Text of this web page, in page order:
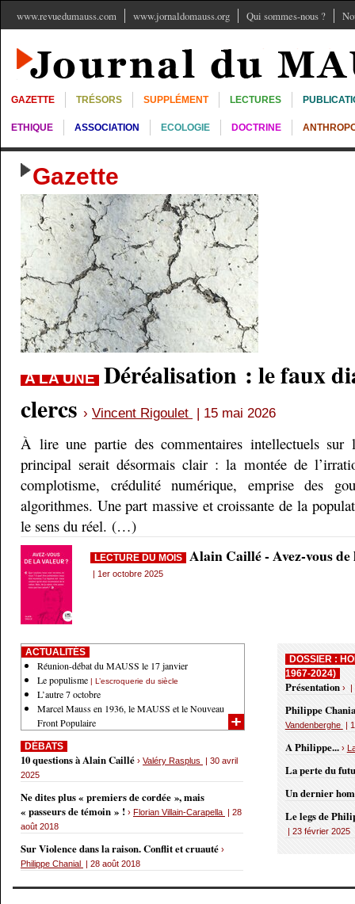
www.revuedumauss.com www.jornaldomauss.org Qui sommes-nous ?
GAZETTE TRÉSORS SUPPLÉMENT LECTURES
ETHIQUE ASSOCIATION ECOLOGIE DOCTRINE
Gazette
A LA UNE Déréalisation : le faux
clercs › Vincent Rigoulet | 15 mai 2026
À lire une partie des commentaires intellectuels sur
principal serait désormais clair : la montée de
complotisme, crédulité numérique, emprise des
algorithmes. Une part massive et croissante de la
le sens du réel. (…)
LECTURE DU MOIS Alain Caillé - Avez-vous
| 1er octobre 2025
DOSSIER :
1967-2024)
Présentation › |
Philippe
Vandenberghe |
A Philippe... ›
La perte du
Un dernier
Le legs de
| 23 février 2025
ACTUALITÉS
Réunion-débat du MAUSS le 17 janvier
Le populisme | L’escroquerie du siècle
L’autre 7 octobre
Marcel Mauss en 1936, le MAUSS et le Nouveau
Front Populaire
DÉBATS
10 questions à Alain Caillé › Valéry Rasplus
| 30 avril
2025
Ne dites plus « premiers de cordée », mais
« passeurs de témoin » ! › Florian Villain-Carapella | 28
août 2018
Sur Violence dans la raison. Conflit et cruauté ›
Philippe Chanial | 28 août 2018